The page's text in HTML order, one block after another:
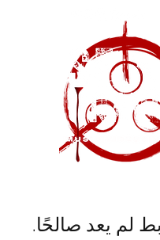
لم يعد صالحًا.